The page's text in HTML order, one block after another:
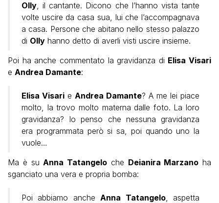
Olly, il cantante. Dicono che l’hanno vista tante
volte uscire da casa sua, lui che l’accompagnava
a casa. Persone che abitano nello stesso palazzo
di Olly hanno detto di averli visti uscire insieme.
Poi ha anche commentato la gravidanza di Elisa Visari
e Andrea Damante:
Elisa Visari e Andrea Damante? A me lei piace
molto, la trovo molto materna dalle foto. La loro
gravidanza? Io penso che nessuna gravidanza
era programmata però si sa, poi quando uno la
vuole…
Ma è suAnna Tatangelo che Deianira Marzano ha
sganciato una vera e propria bomba:
Poi abbiamo ancheAnna Tatangelo, aspetta